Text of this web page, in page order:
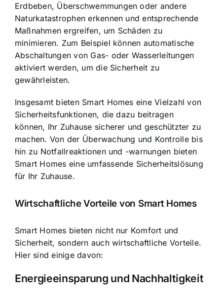
Erdbeben, Überschwemmungen oder andere
Naturkatastrophen erkennen und entsprechende
Maßnahmen ergreifen, um Schäden zu
minimieren. Zum Beispiel können automatische
Abschaltungen von Gas- oder Wasserleitungen
aktiviert werden, um die Sicherheit zu
gewährleisten.
Insgesamt bieten Smart Homes eine Vielzahl von
Sicherheitsfunktionen, die dazu beitragen
können, Ihr Zuhause sicherer und geschützter zu
machen. Von der Überwachung und Kontrolle bis
hin zu Notfallreaktionen und -warnungen bieten
Smart Homes eine umfassende Sicherheitslösung
für Ihr Zuhause.
Wirtschaftliche Vorteile von Smart Homes
Smart Homes bieten nicht nur Komfort und
Sicherheit, sondern auch wirtschaftliche Vorteile.
Hier sind einige davon:
Energieeinsparung und Nachhaltigkeit